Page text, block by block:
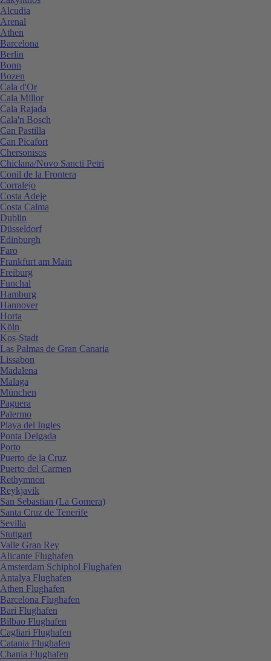
Alcudia
Arenal
Athen
Barcelona
Berlin
Bonn
Bozen
Cala d'Or
Cala Millor
Cala Rajada
Cala'n Bosch
Can Pastilla
Can Picafort
Chersonisos
Chiclana/Novo Sancti Petri
Conil de la Frontera
Corralejo
Costa Adeje
Costa Calma
Dublin
Düsseldorf
Edinburgh
Faro
Frankfurt am Main
Freiburg
Funchal
Hamburg
Hannover
Horta
Köln
Kos-Stadt
Las Palmas de Gran Canaria
Lissabon
Madalena
Malaga
München
Paguera
Palermo
Playa del Ingles
Ponta Delgada
Porto
Puerto de la Cruz
Puerto del Carmen
Rethymnon
Reykjavik
San Sebastian (La Gomera)
Santa Cruz de Tenerife
Sevilla
Stuttgart
Valle Gran Rey
Alicante Flughafen
Amsterdam Schiphol Flughafen
Antalya Flughafen
Athen Flughafen
Barcelona Flughafen
Bari Flughafen
Bilbao Flughafen
Cagliari Flughafen
Catania Flughafen
Chania Flughafen